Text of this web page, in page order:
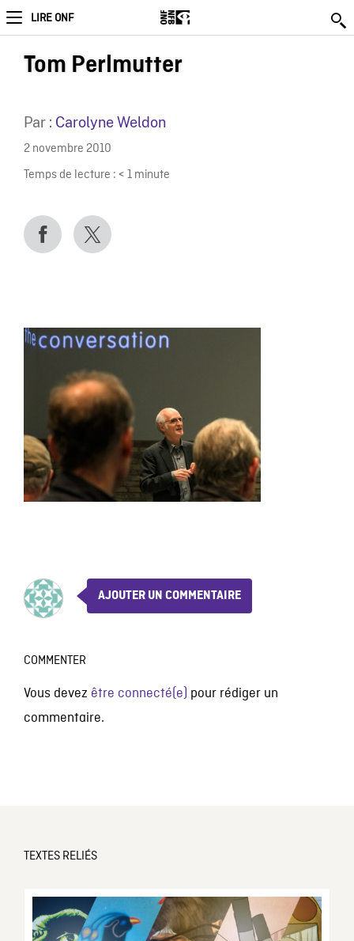
LIRE ONF
Tom Perlmutter
Par : Carolyne Weldon
2 novembre 2010
Temps de lecture : < 1 minute
AJOUTER UN COMMENTAIRE
COMMENTER
Vous devez être connecté(e) pour rédiger un
commentaire.
TEXTES RELIÉS